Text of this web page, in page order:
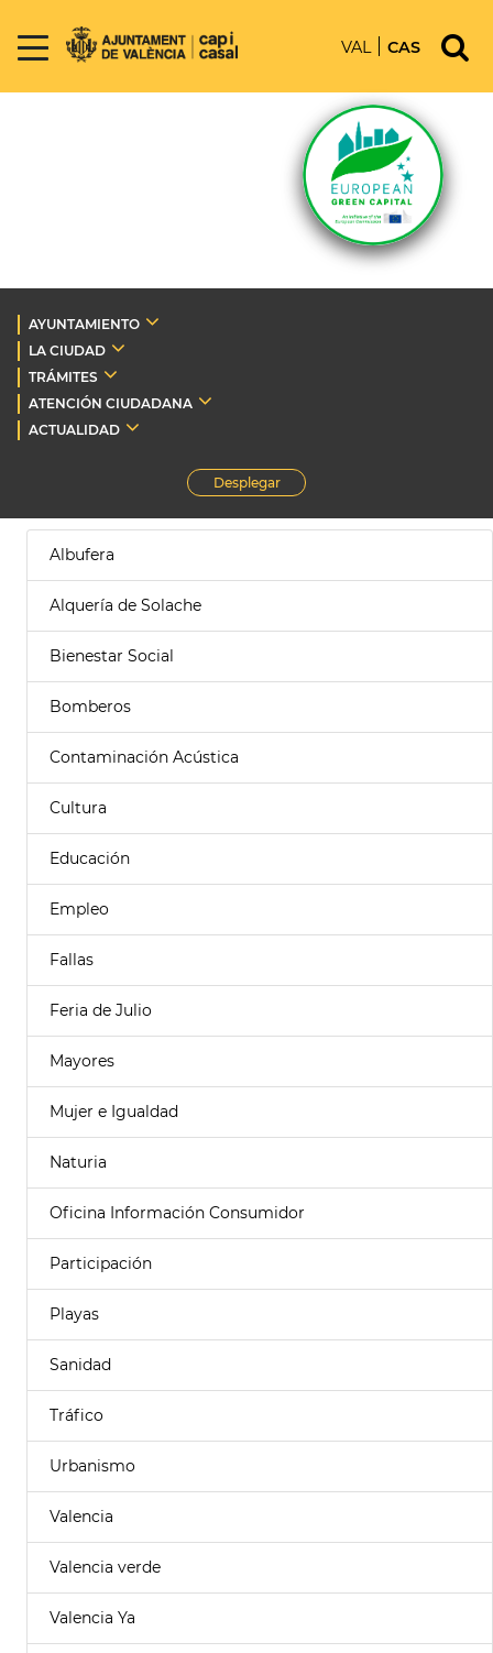
VAL CAS
AYUNTAMIENTO
LA CIUDAD
TRÁMITES
ATENCIÓN CIUDADANA
ACTUALIDAD
Desplegar
Albufera
Alquería de Solache
Bienestar Social
Bomberos
Contaminación Acústica
Cultura
Educación
Empleo
Fallas
Feria de Julio
Mayores
Mujer e Igualdad
Naturia
Oficina Información Consumidor
Participación
Playas
Sanidad
Tráfico
Urbanismo
Valencia
Valencia verde
Valencia Ya